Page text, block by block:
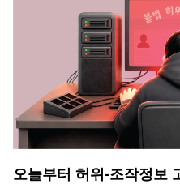
오늘부터 허위-조작정보